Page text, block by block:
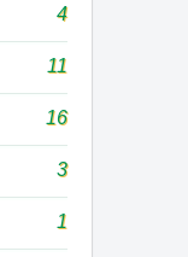
4
11
16
3
1